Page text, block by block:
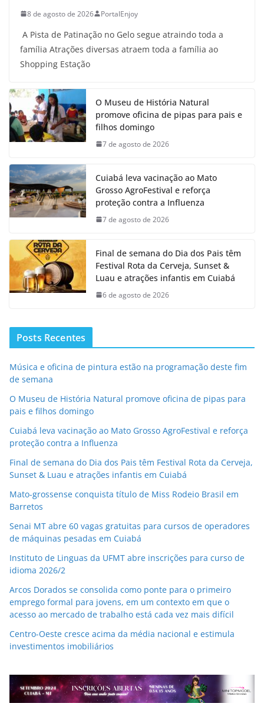
8 de agosto de 2026 PortalEnjoy
A Pista de Patinação no Gelo segue atraindo toda a
família Atrações diversas atraem toda a família ao
Shopping Estação
O Museu de História Natural
promove oficina de pipas para pais e
filhos domingo
7 de agosto de 2026
Cuiabá leva vacinação ao Mato
Grosso AgroFestival e reforça
proteção contra a Influenza
7 de agosto de 2026
Final de semana do Dia dos Pais têm
Festival Rota da Cerveja, Sunset &
Luau e atrações infantis em Cuiabá
6 de agosto de 2026
Posts Recentes
Música e oficina de pintura estão na programação deste fim
de semana
O Museu de História Natural promove oficina de pipas para
pais e filhos domingo
Cuiabá leva vacinação ao Mato Grosso AgroFestival e reforça
proteção contra a Influenza
Final de semana do Dia dos Pais têm Festival Rota da Cerveja,
Sunset & Luau e atrações infantis em Cuiabá
Mato-grossense conquista título de Miss Rodeio Brasil em
Barretos
Senai MT abre 60 vagas gratuitas para cursos de operadores
de máquinas pesadas em Cuiabá
Instituto de Linguas da UFMT abre inscrições para curso de
idioma 2026/2
Arcos Dorados se consolida como ponte para o primeiro
emprego formal para jovens, em um contexto em que o
acesso ao mercado de trabalho está cada vez mais difícil
Centro-Oeste cresce acima da média nacional e estimula
investimentos imobiliários